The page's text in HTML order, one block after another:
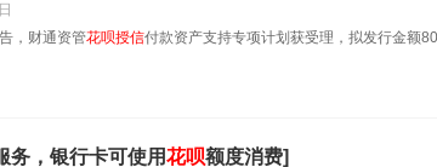
，财通资管花呗授信付款资产支持专项计划获受理，拟发行金额
务，银行卡可使用花呗额度消费]